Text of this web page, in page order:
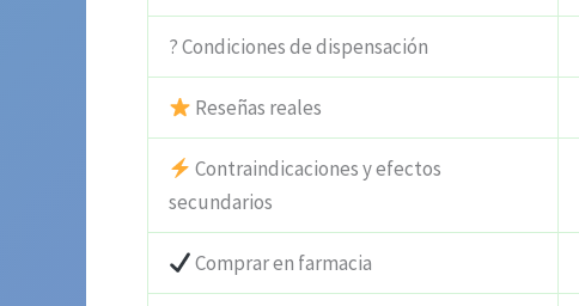
? Condiciones de dispensación
Reseñas reales
Contraindicaciones y efectos
secundarios
Comprar en farmacia